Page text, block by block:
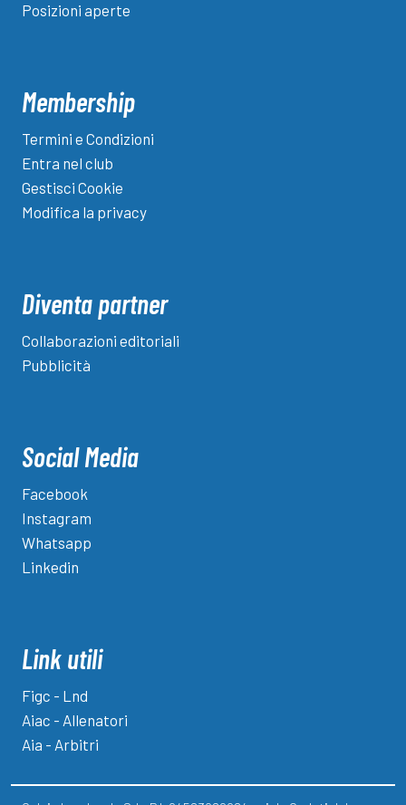
Posizioni aperte
Membership
Termini e Condizioni
Entra nel club
Gestisci Cookie
Modifica la privacy
Diventa partner
Collaborazioni editoriali
Pubblicità
Social Media
Facebook
Instagram
Whatsapp
Linkedin
Link utili
Figc - Lnd
Aiac - Allenatori
Aia - Arbitri